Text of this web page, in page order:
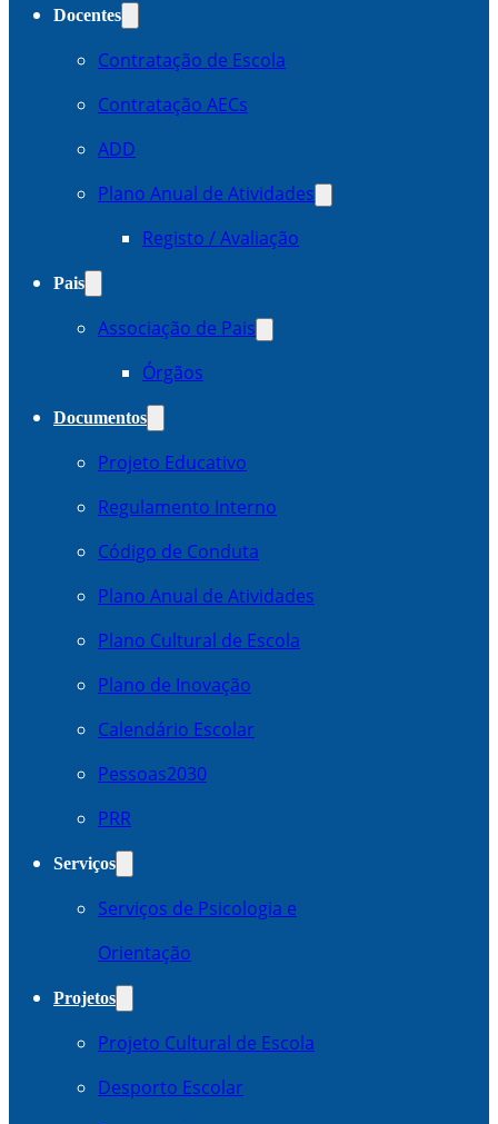
Docentes
Contratação de Escola
Contratação AECs
ADD
Plano Anual de Atividades
Registo / Avaliação
Pais
Associação de Pais
Órgãos
Documentos
Projeto Educativo
Regulamento Interno
Código de Conduta
Plano Anual de Atividades
Plano Cultural de Escola
Plano de Inovação
Calendário Escolar
Pessoas2030
PRR
Serviços
Serviços de Psicologia e
Orientação
Projetos
Projeto Cultural de Escola
Desporto Escolar